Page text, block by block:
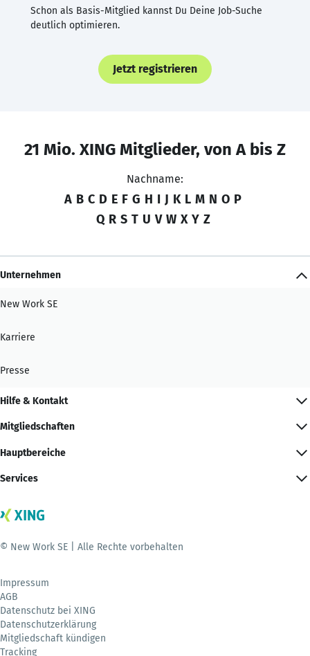
Schon als Basis-Mitglied kannst Du Deine Job-Suche
deutlich optimieren.
Jetzt registrieren
21 Mio. XING Mitglieder, von A bis Z
Nachname:
A B C D E F G H I J K L M N O P
Q R S T U V W X Y Z
Unternehmen
New Work SE
Karriere
Presse
Hilfe & Kontakt
Mitgliedschaften
Hauptbereiche
Services
© New Work SE | Alle Rechte vorbehalten
Impressum
AGB
Datenschutz bei XING
Datenschutzerklärung
Mitgliedschaft kündigen
Tracking